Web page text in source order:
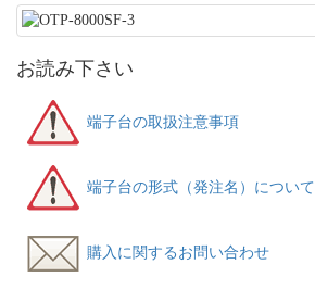
お読み下さい
端子台の取扱注意事項
端子台の形式（発注名）について
購入に関するお問い合わせ